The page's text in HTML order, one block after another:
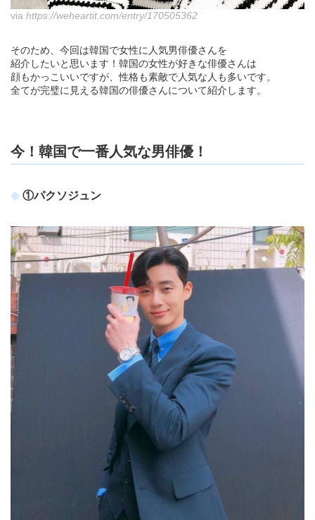
via https://weheartit.com/entry/170505362
そのため、今回は韓国で女性に人気男俳優さんを
紹介したいと思います！韓国の女性が好きな俳優さんは
顔もかっこいいですが、性格も素敵で人気な人も多いです。
全てが完璧に見える韓国の俳優さんについて紹介します。
今！韓国で一番人気な男俳優！
①パクソジュン